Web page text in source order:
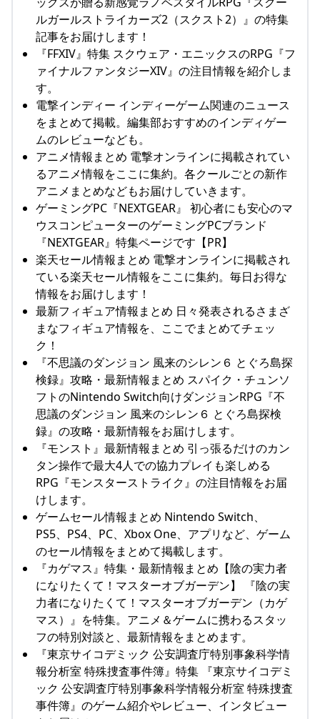
ルガールストライカーズ2（スクスト2）』の特集
記事をお届けします！
『FFXIV』特集 スクウェア・エニックスのRPG『フ
ァイナルファンタジーXIV』の注目情報を紹介しま
す。
電撃インディー インディーゲーム関連のニュース
をまとめて掲載。編集部おすすめのインディゲー
ムのレビューなども。
アニメ情報まとめ 電撃オンラインに掲載されてい
るアニメ情報をここに集約。各クールごとの新作
アニメまとめなどもお届けしていきます。
ゲーミングPC『NEXTGEAR』 初心者にも安心のマ
ウスコンピューターのゲーミングPCブランド
『NEXTGEAR』特集ページです【PR】
楽天セール情報まとめ 電撃オンラインに掲載され
ている楽天セール情報をここに集約。毎日お得な
情報をお届けします！
最新フィギュア情報まとめ 日々発表されるさまざ
まなフィギュア情報を、ここでまとめてチェッ
ク！
『不思議のダンジョン 風来のシレン６ とぐろ島探
検録』攻略・最新情報まとめ スパイク・チュンソ
フトのNintendo Switch向けダンジョンRPG『不
思議のダンジョン 風来のシレン６ とぐろ島探検
録』の攻略・最新情報をお届けします。
『モンスト』最新情報まとめ 引っ張るだけのカン
タン操作で最大4人での協力プレイも楽しめる
RPG『モンスターストライク』の注目情報をお届
けします。
ゲームセール情報まとめ Nintendo Switch、
PS5、PS4、PC、Xbox One、アプリなど、ゲーム
のセール情報をまとめて掲載します。
『カゲマス』特集・最新情報まとめ【陰の実力者
になりたくて！マスターオブガーデン】 『陰の実
力者になりたくて！マスターオブガーデン（カゲ
マス）』を特集。アニメ＆ゲームに携わるスタッ
フの特別対談と、最新情報をまとめます。
『東京サイコデミック 公安調査庁特別事象科学情
報分析室 特殊捜査事件簿』特集 『東京サイコデミ
ック 公安調査庁特別事象科学情報分析室 特殊捜査
事件簿』のゲーム紹介やレビュー、インタビュー